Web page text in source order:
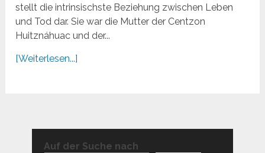
stellt die intrinsischste Beziehung zwischen Leben
und Tod dar. Sie war die Mutter der Centzon
Huitznáhuac und der...
[Weiterlesen...]
Auf der Suche nach